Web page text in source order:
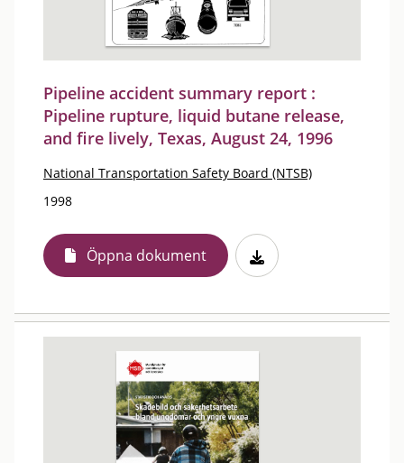
Pipeline accident summary report :
Pipeline rupture, liquid butane release,
and fire lively, Texas, August 24, 1996
National Transportation Safety Board (NTSB)
1998
Öppna dokument